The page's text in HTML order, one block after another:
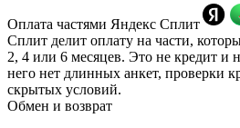
Оплата частями Яндекс Сплит
Сплит делит оплату на части,
2, 4 или 6 месяцев. Это не кредит и
него нет длинных анкет, проверки
скрытых условий.
Обмен и возврат